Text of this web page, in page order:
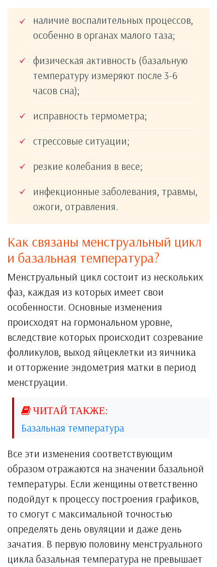
наличие воспалительных процессов,
особенно в органах малого таза;
физическая активность (базальную
температуру измеряют после 3-6
часов сна);
исправность термометра;
стрессовые ситуации;
резкие колебания в весе;
инфекционные заболевания, травмы,
ожоги, отравления.
Как связаны менструальный цикл
и базальная температура?
Менструальный цикл состоит из нескольких
фаз, каждая из которых имеет свои
особенности. Основные изменения
происходят на гормональном уровне,
вследствие которых происходит созревание
фолликулов, выход яйцеклетки из яичника
и отторжение эндометрия матки в период
менструации.
Базальная температура
Все эти изменения соответствующим
образом отражаются на значении базальной
температуры. Если женщины ответственно
подойдут к процессу построения графиков,
то смогут с максимальной точностью
определять день овуляции и даже день
зачатия. В первую половину менструального
цикла базальная температура не превышает